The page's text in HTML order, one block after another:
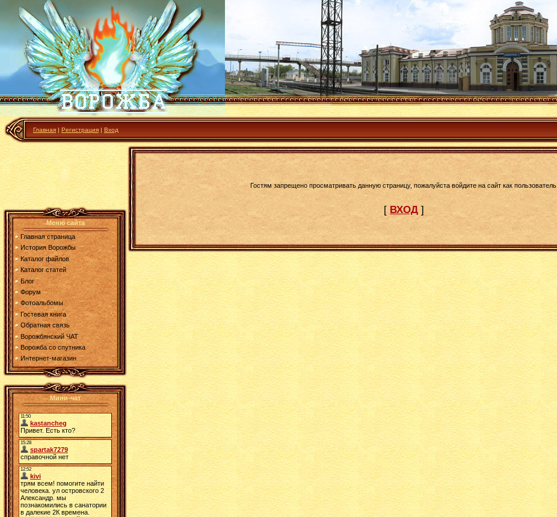
Главная | Регистрация | Вход
Меню сайта
Главная страница
История Ворожбы
Каталог файлов
Каталог статей
Блог
Форум
Фотоальбомы
Гостевая книга
Обратная связь
Ворожбянский ЧАТ
Ворожба со спутника
Интернет-магазин
Мини-чат
Гостям запрещено просматривать данную страницу, пожалуйста войдите на сайт как пользователь.
[ ВХОД ]